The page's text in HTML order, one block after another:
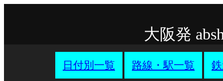
大阪発
日付別一覧 路線・駅一覧